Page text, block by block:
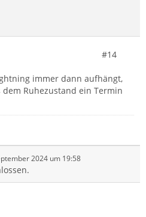
#14
immer dann aufhängt,
Ruhezustand ein Termin
2024 um 19:58